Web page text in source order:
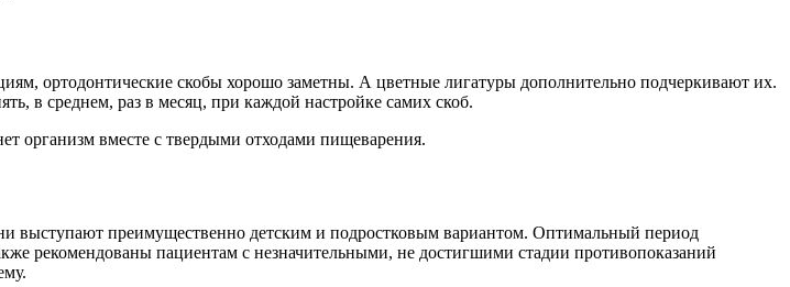
ортодонтические скобы хорошо заметны. А цветные лигатуры дополнительно подчеркивают их.
в среднем, раз в месяц, при каждой настройке самих скоб.
организм вместе с твердыми отходами пищеварения.
выступают преимущественно детским и подростковым вариантом. Оптимальный период
рекомендованы пациентам с незначительными, не достигшими стадии противопоказаний